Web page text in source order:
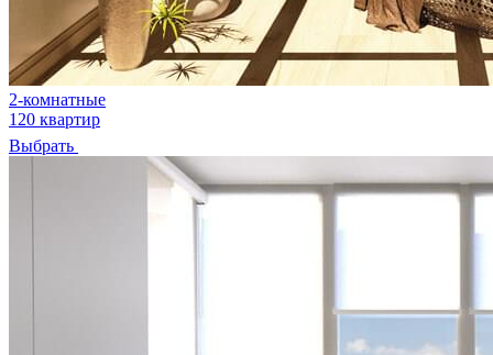
2-комнатные
120 квартир
Выбрать